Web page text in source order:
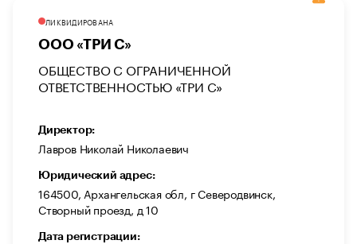
ЛИКВИДИРОВАНА
ООО «ТРИ С»
ОБЩЕСТВО С ОГРАНИЧЕННОЙ
ОТВЕТСТВЕННОСТЬЮ «ТРИ С»
Директор:
Лавров Николай Николаевич
Юридический адрес:
164500, Архангельская обл, г Северодвинск,
Створный проезд, д 10
Дата регистрации: